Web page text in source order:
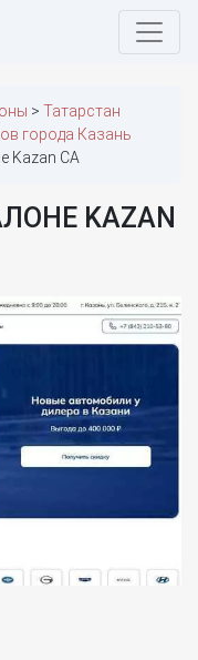
Татарстан
города Казань
Kazan CA
KAZAN